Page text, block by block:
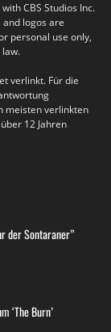
CBS Studios Inc.
logos are
personal use only,
law.
verlinkt. Für die
meisten verlinkten
12 Jahren
der Sontaraner”
‘The Burn’